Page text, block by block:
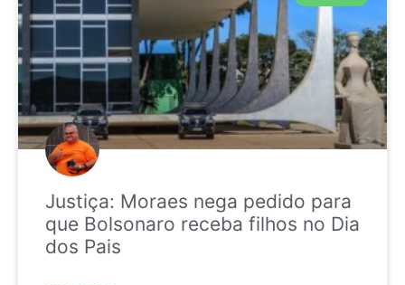
Justiça: Moraes nega pedido para
que Bolsonaro receba filhos no Dia
dos Pais